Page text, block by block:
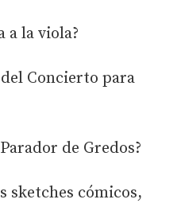
a la viola?
Concierto para
de Gredos?
sketches cómicos,